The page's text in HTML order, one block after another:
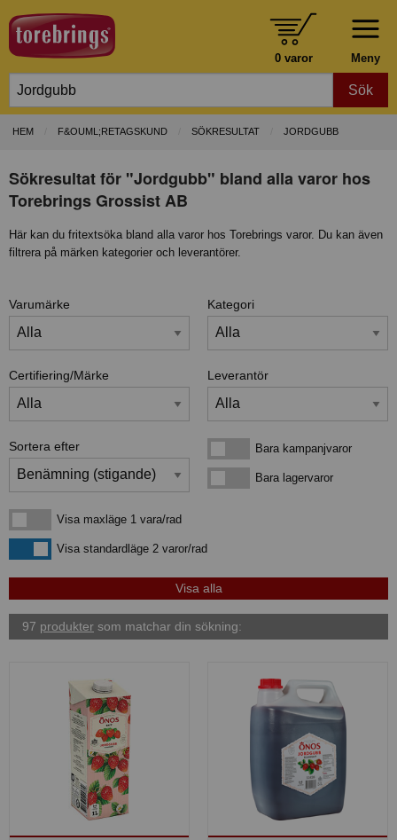
Meny
0 varor
Sök
HEM F&OUML;RETAGSKUND SÖKRESULTAT JORDGUBB
Sökresultat för "Jordgubb" bland alla varor hos
Torebrings Grossist AB
Här kan du fritextsöka bland alla varor hos Torebrings varor. Du kan även
filtrera på märken kategorier och leverantörer.
Varumärke Kategori
Certifiering/Märke Leverantör
Sortera efter Bara kampanjvarorBara kampanjvaror
Bara lagervarorBara lagervaror
Visa maxläge 1 vara/rad
Visa maxläge 1 vara/rad
Visa standardlägeVisa standardläge 2 varor/rad
97 produkter som matchar din sökning: